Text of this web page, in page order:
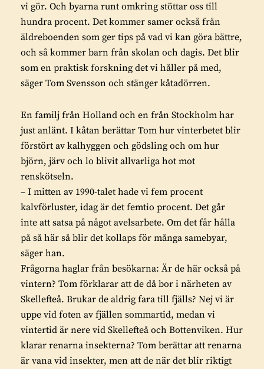
vi gör. Och byarna runt omkring stöttar oss till
hundra procent. Det kommer samer också från
äldreboenden som ger tips på vad vi kan göra bättre,
och så kommer barn från skolan och dagis. Det blir
som en praktisk forskning det vi håller på med,
säger Tom Svensson och stänger kåtadörren.
En familj från Holland och en från Stockholm har
just anlänt. I kåtan berättar Tom hur vinterbetet blir
förstört av kalhyggen och gödsling och om hur
björn, järv och lo blivit allvarliga hot mot
renskötseln.
– I mitten av 1990-talet hade vi fem procent
kalvförluster, idag är det femtio procent. Det går
inte att satsa på något avelsarbete. Om det får hålla
på så här så blir det kollaps för många samebyar,
säger han.
Frågorna haglar från besökarna: Är de här också på
vintern? Tom förklarar att de då bor i närheten av
Skellefteå. Brukar de aldrig fara till fjälls? Nej vi är
uppe vid foten av fjällen sommartid, medan vi
vintertid är nere vid Skellefteå och Bottenviken. Hur
klarar renarna insekterna? Tom berättar att renarna
är vana vid insekter, men att de när det blir riktigt